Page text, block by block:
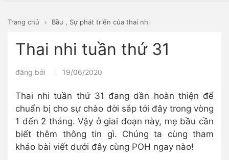
Trang chủ Bầu , Sự phát triển của thai nhi
Thai nhi tuần thứ 31
đăng bởi 19/06/2020
Thai nhi tuần thứ 31 đang dần hoàn thiện để
chuẩn bị cho sự chào đời sắp tới đây trong vòng
1 đến 2 tháng. Vậy ở giai đoạn này, mẹ bầu cần
biết thêm thông tin gì. Chúng ta cùng tham
khảo bài viết dưới đây cùng POH ngay nào!